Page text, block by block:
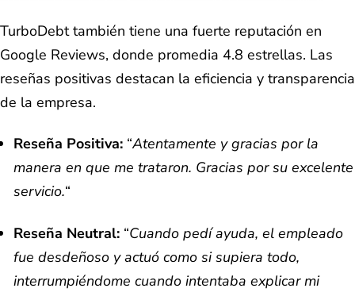
TurboDebt también tiene una fuerte reputación en
Google Reviews, donde promedia 4.8 estrellas. Las
reseñas positivas destacan la eficiencia y transparencia
de la empresa.
Reseña Positiva: “Atentamente y gracias por la
manera en que me trataron. Gracias por su excelente
servicio.“
Reseña Neutral: “Cuando pedí ayuda, el empleado
fue desdeñoso y actuó como si supiera todo,
interrumpiéndome cuando intentaba explicar mi